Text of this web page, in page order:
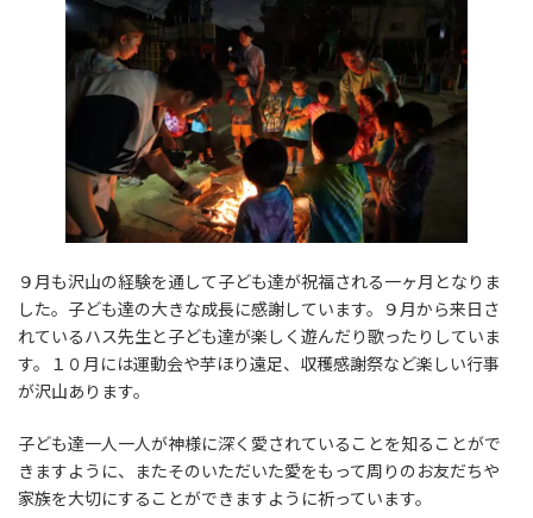
９月も沢山の経験を通して子ども達が祝福される一ヶ月となりま
した。子ども達の大きな成長に感謝しています。９月から来日さ
れているハス先生と子ども達が楽しく遊んだり歌ったりしていま
す。１０月には運動会や芋ほり遠足、収穫感謝祭など楽しい行事
が沢山あります。
子ども達一人一人が神様に深く愛されていることを知ることがで
きますように、またそのいただいた愛をもって周りのお友だちや
家族を大切にすることができますように祈っています。